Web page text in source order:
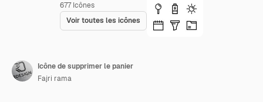
677 Icônes
Voir toutes les icônes
Icône de supprimer le panier
Fajri rama